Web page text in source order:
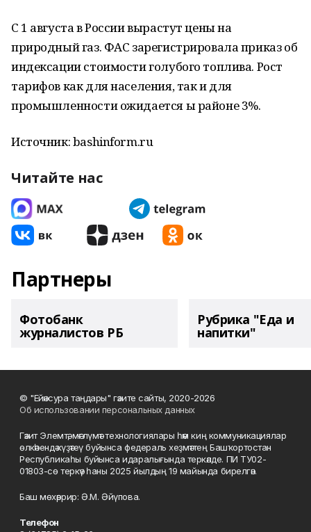
С 1 августа в России вырастут цены на
природный газ. ФАС зарегистрировала приказ об
индексации стоимости голубого топлива. Рост
тарифов как для населения, так и для
промышленности ожидается ы районе 3%.
Источник: bashinform.ru
Читайте нас
Партнеры
Фотобанк
журналистов РБ
Рубрика "Еда и
напитки"
© "Ейәнсура таңдары" гәзите сайты, 2020-2026
Об использовании персональных данных
Гәзит Элемтә, мәғлүмәт технологиялары һәм киң коммуникациялар
өлкәһендә күҙәтеү буйынса федераль хеҙмәттең Башҡортостан
Республикаһы буйынса идаралығында теркәлде. ПИ ТУ02-
01803-сө теркәү һаны 2025 йылдың 19 майында бирелгән.
Баш мөхәррир: Ә.М. Әйүпова.
Телефон